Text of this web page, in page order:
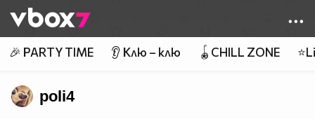
👾
🎉 PARTY TIME 👂 Клю – клю 🪀CHILL ZONE
poli4